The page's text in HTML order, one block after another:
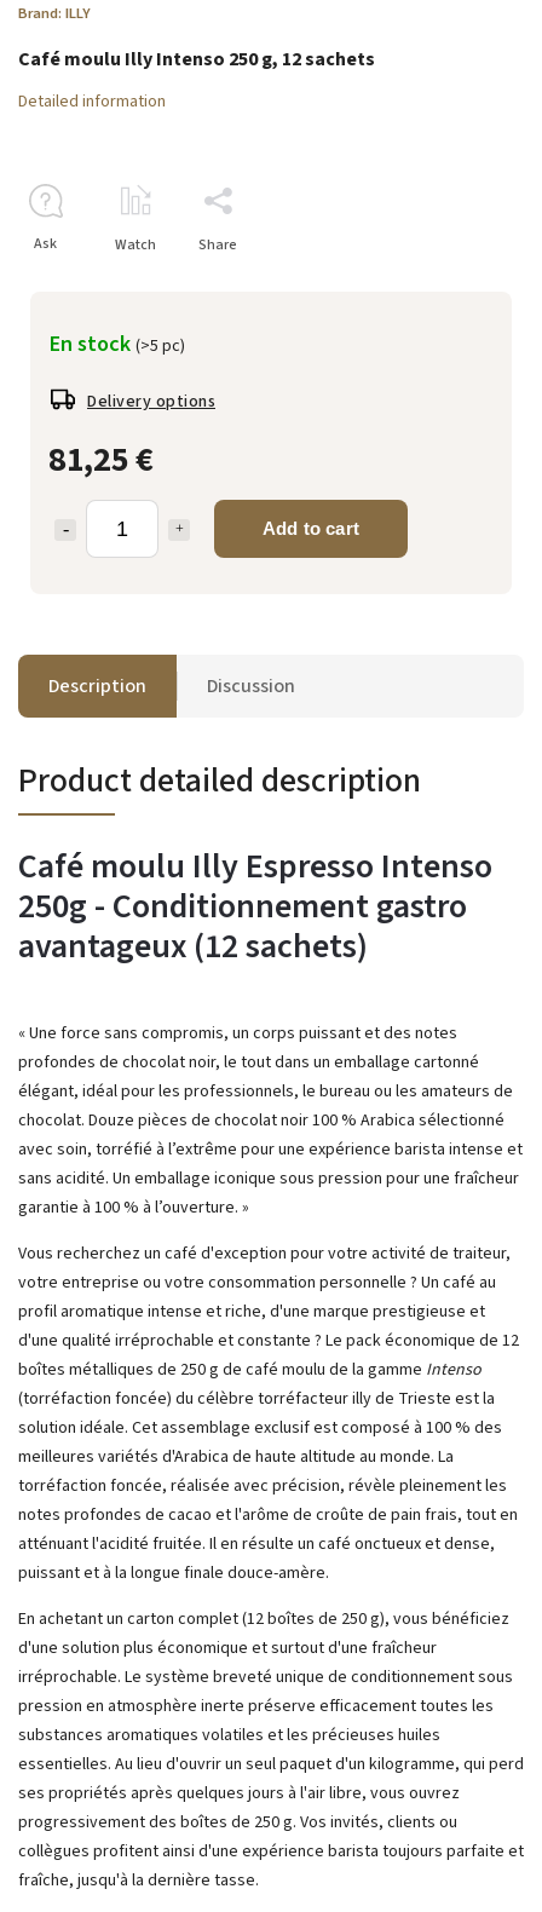
Brand: ILLY
81,25 €
Add to cart
En stock (>5 pc)
Delivery options
Café moulu Illy Intenso 250 g, 12 sachets
Detailed information
Ask Watch Share
Description Discussion
Product detailed description
Café moulu Illy Espresso Intenso
250g - Conditionnement gastro
avantageux (12 sachets)
« Une force sans compromis, un corps puissant et des notes
profondes de chocolat noir, le tout dans un emballage cartonné
élégant, idéal pour les professionnels, le bureau ou les amateurs de
chocolat. Douze pièces de chocolat noir 100 % Arabica sélectionné
avec soin, torréfié à l’extrême pour une expérience barista intense et
sans acidité. Un emballage iconique sous pression pour une fraîcheur
garantie à 100 % à l’ouverture. »
Vous recherchez un café d'exception pour votre activité de traiteur,
votre entreprise ou votre consommation personnelle ? Un café au
profil aromatique intense et riche, d'une marque prestigieuse et
d'une qualité irréprochable et constante ? Le pack économique de 12
boîtes métalliques de 250 g de café moulu de la gamme Intenso
(torréfaction foncée) du célèbre torréfacteur illy de Trieste est la
solution idéale. Cet assemblage exclusif est composé à 100 % des
meilleures variétés d'Arabica de haute altitude au monde. La
torréfaction foncée, réalisée avec précision, révèle pleinement les
notes profondes de cacao et l'arôme de croûte de pain frais, tout en
atténuant l'acidité fruitée. Il en résulte un café onctueux et dense,
puissant et à la longue finale douce-amère.
En achetant un carton complet (12 boîtes de 250 g), vous bénéficiez
d'une solution plus économique et surtout d'une fraîcheur
irréprochable. Le système breveté unique de conditionnement sous
pression en atmosphère inerte préserve efficacement toutes les
substances aromatiques volatiles et les précieuses huiles
essentielles. Au lieu d'ouvrir un seul paquet d'un kilogramme, qui perd
ses propriétés après quelques jours à l'air libre, vous ouvrez
progressivement des boîtes de 250 g. Vos invités, clients ou
collègues profitent ainsi d'une expérience barista toujours parfaite et
fraîche, jusqu'à la dernière tasse.